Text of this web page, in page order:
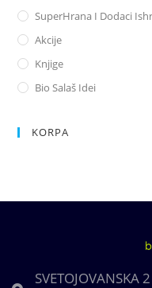
SuperHrana I Dodaci
Akcije
Knjige
Bio Salaš Idei
KORPA